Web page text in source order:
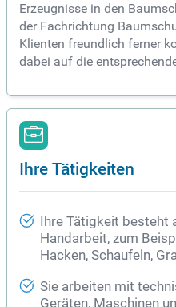
Erzeugnisse in den
der Fachrichtung
Klienten freundlich ferner
dabei auf die
Ihre Tätigkeiten
Ihre Tätigkeit besteht
Handarbeit, zum
Hacken, Schaufeln,
Sie arbeiten mit
Geräten, Maschinen